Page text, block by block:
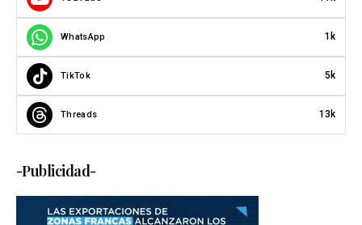
WhatsApp 1k
TikTok 5k
Threads 13k
-Publicidad-